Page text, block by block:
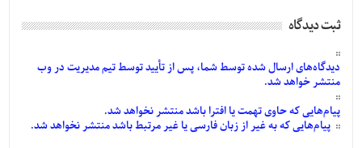
ثبت دیدگاه
دیدگاه‌هایارسالشدهتوسط شما، پس ازتأییدتوسط تیم مدیریت در وب
منتشر خواهد شد.
پیام‌هاییکه حاوی تهمت یا افترا باشد منتشر نخواهد شد.
پیام‌هاییکه به غیر از زبان فارسی یا غیر مرتبط باشد منتشر نخواهد شد.